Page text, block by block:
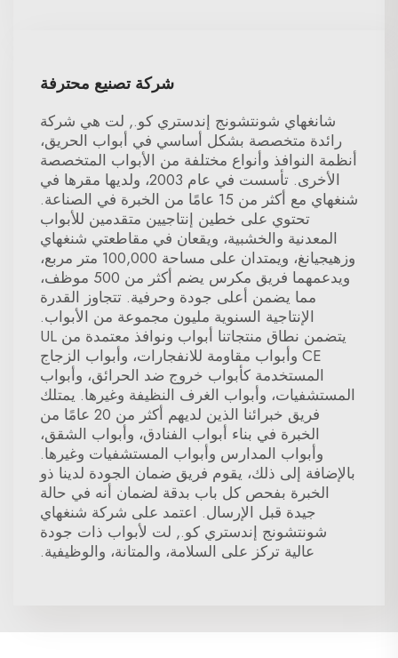
شركة تصنيع محترفة
شانغهاي شونتشونج إندستري كو., لت هي شركة
رائدة متخصصة بشكل أساسي في أبواب الحريق،
أنظمة النوافذ وأنواع مختلفة من الأبواب المتخصصة
الأخرى. تأسست في عام 2003، ولديها مقرها في
شنغهاي مع أكثر من 15 عامًا من الخبرة في الصناعة.
تحتوي على خطين إنتاجيين متقدمين للأبواب
المعدنية والخشبية، ويقعان في مقاطعتي شنغهاي
وزهيجيانغ، ويمتدان على مساحة 100,000 متر مربع،
ويدعمهما فريق مكرس يضم أكثر من 500 موظف،
مما يضمن أعلى جودة وحرفية. تتجاوز القدرة
الإنتاجية السنوية مليون مجموعة من الأبواب.
يتضمن نطاق منتجاتنا أبواب ونوافذ معتمدة من UL
CE وأبواب مقاومة للانفجارات، وأبواب الزجاج
المستخدمة كأبواب خروج ضد الحرائق، وأبواب
المستشفيات، وأبواب الغرف النظيفة وغيرها. يمتلك
فريق خبرائنا الذين لديهم أكثر من 20 عامًا من
الخبرة في بناء أبواب الفنادق، وأبواب الشقق،
وأبواب المدارس وأبواب المستشفيات وغيرها.
بالإضافة إلى ذلك، يقوم فريق ضمان الجودة لدينا ذو
الخبرة بفحص كل باب بدقة لضمان أنه في حالة
جيدة قبل الإرسال. اعتمد على شركة شنغهاي
شونتشونج إندستري كو., لت لأبواب ذات جودة
عالية تركز على السلامة، والمتانة، والوظيفية.